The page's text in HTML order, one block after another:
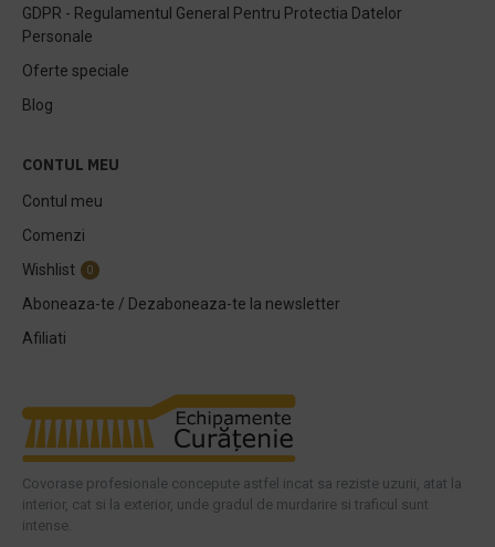
GDPR - Regulamentul General Pentru Protectia Datelor
Personale
Oferte speciale
Blog
CONTUL MEU
Contul meu
Comenzi
Wishlist
0
Aboneaza-te / Dezaboneaza-te la newsletter
Afiliati
Covorase profesionale concepute astfel incat sa reziste uzurii, atat la
interior, cat si la exterior, unde gradul de murdarire si traficul sunt
intense.